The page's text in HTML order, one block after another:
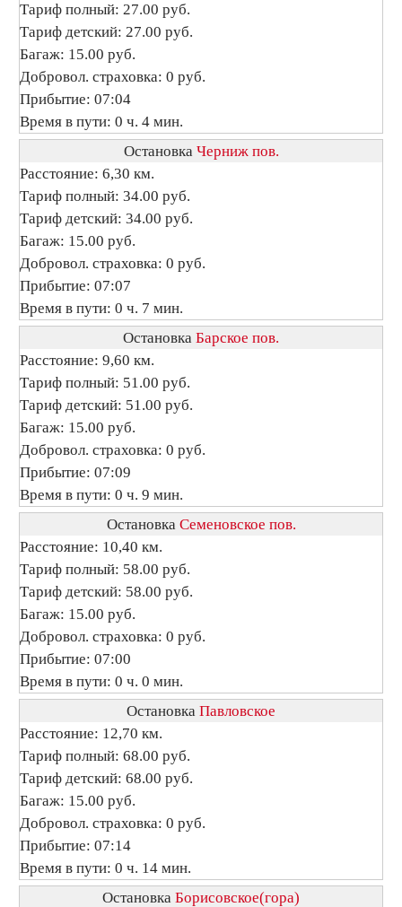
Тариф полный: 27.00 руб.
Тариф детский: 27.00 руб.
Багаж: 15.00 руб.
Добровол. страховка: 0 руб.
Прибытие: 07:04
Время в пути: 0 ч. 4 мин.
Остановка Черниж пов.
Расстояние: 6,30 км.
Тариф полный: 34.00 руб.
Тариф детский: 34.00 руб.
Багаж: 15.00 руб.
Добровол. страховка: 0 руб.
Прибытие: 07:07
Время в пути: 0 ч. 7 мин.
Остановка Барское пов.
Расстояние: 9,60 км.
Тариф полный: 51.00 руб.
Тариф детский: 51.00 руб.
Багаж: 15.00 руб.
Добровол. страховка: 0 руб.
Прибытие: 07:09
Время в пути: 0 ч. 9 мин.
Остановка Семеновское пов.
Расстояние: 10,40 км.
Тариф полный: 58.00 руб.
Тариф детский: 58.00 руб.
Багаж: 15.00 руб.
Добровол. страховка: 0 руб.
Прибытие: 07:00
Время в пути: 0 ч. 0 мин.
Остановка Павловское
Расстояние: 12,70 км.
Тариф полный: 68.00 руб.
Тариф детский: 68.00 руб.
Багаж: 15.00 руб.
Добровол. страховка: 0 руб.
Прибытие: 07:14
Время в пути: 0 ч. 14 мин.
Остановка Борисовское(гора)